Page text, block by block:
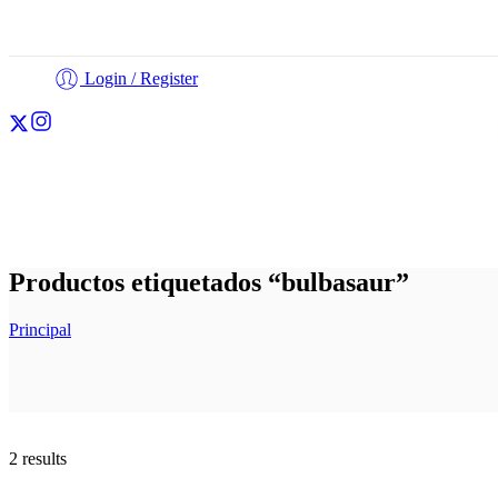
Login / Register
Productos etiquetados “bulbasaur”
Principal
2 results